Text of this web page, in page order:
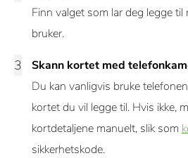
Finn valget som lar deg legge
bruker.
Skann kortet med
Du kan vanligvis bruke
kortet du vil legge til. Hvis ikke,
kortdetaljene manuelt, slik som
sikkerhetskode.